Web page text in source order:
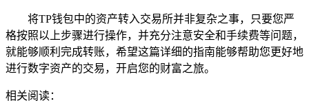
将TP钱包中的资产转入交易所并非复杂之事，只要您严
格按照以上步骤进行操作，并充分注意安全和手续费等问题，
就能够顺利完成转账，希望这篇详细的指南能够帮助您更好地
进行数字资产的交易，开启您的财富之旅。
相关阅读：